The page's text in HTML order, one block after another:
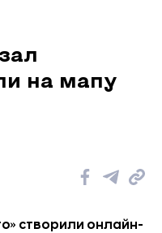
на мапу
створили онлайн-